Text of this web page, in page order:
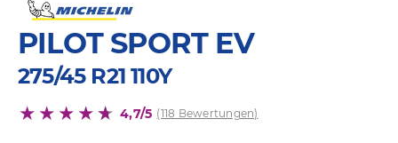
PILOT SPORT EV
275/45 R21 110Y
4,7/5 (118 Bewertungen)